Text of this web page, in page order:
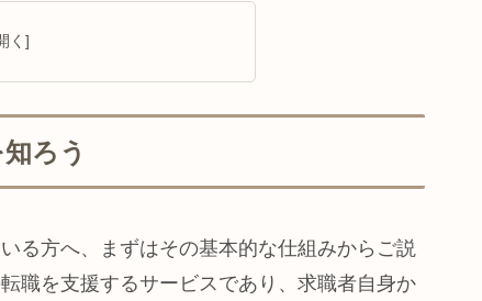
ろう
る方へ、まずはその基本的な仕組みからご説
職を支援するサービスであり、求職者自身か